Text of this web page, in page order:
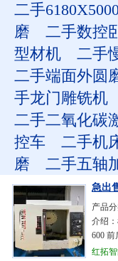
二手
磨
二手数控
型材机
二手
二手端面外圆
手龙门雕铣机
二手二氧化碳
控车
二手机
磨
二手五轴
急出
产品
介绍
600 前
红拓